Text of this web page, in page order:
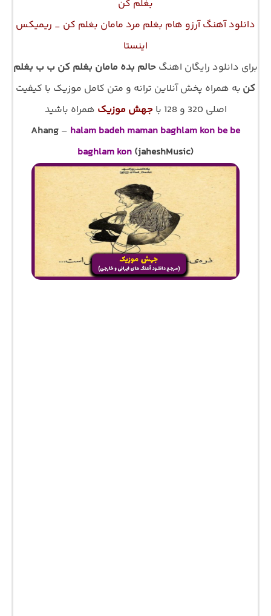
بغلم کن
دانلود آهنگ آرزو هام بغلم مرد مامان بغلم کن _ ریمیکس
اینستا
برای دانلود رایگان اهنگ حالم بده مامان بغلم کن ب ب بغلم
کن به همراه پخش آنلاین ترانه و متن کامل موزیک با کیفیت
اصلی 320 و 128 با
جهش موزیک همراه باشید
Ahang – halam badeh maman baghlam kon be be
baghlam kon (jaheshMusic)